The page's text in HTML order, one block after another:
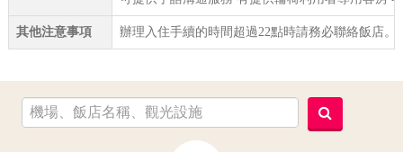
其他注意事項 辦理入住手續的時間超過22點時請務必聯絡飯店。